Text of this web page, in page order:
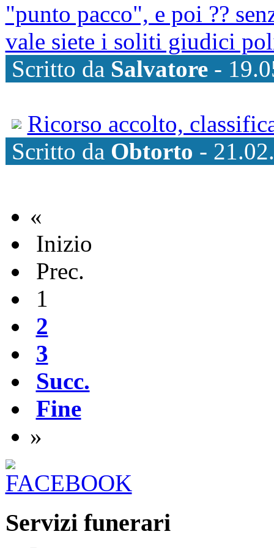
"punto pacco", e poi ??
vale siete i soliti giudici
Scritto da Salvatore-
Ricorso accolto,
Scritto da Obtorto -
«
Inizio
Prec.
1
2
3
Succ.
Fine
»
Servizi funerari